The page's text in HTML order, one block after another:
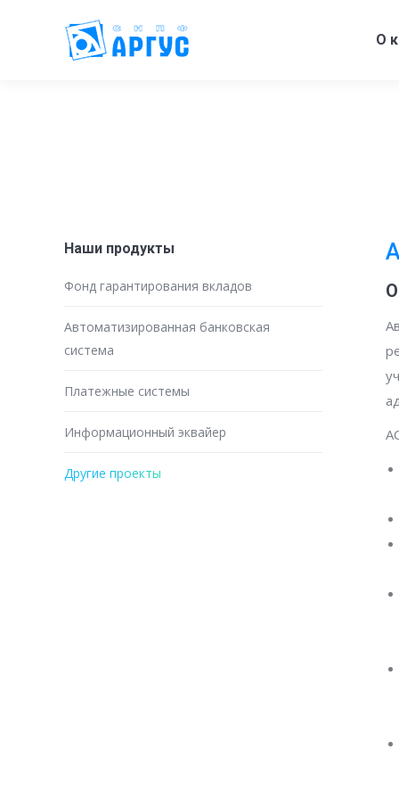
О
Наши продукты
Фонд гарантирования вкладов
Автоматизированная банковская
система
Платежные системы
Информационный эквайер
Другие проекты